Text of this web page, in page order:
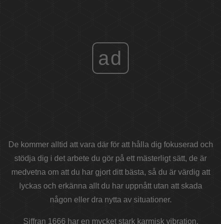
ad
De kommer alltid att vara där för att hålla dig fokuserad och
stödja dig i det arbete du gör på ett mästerligt sätt, de är
medvetna om att du har gjort ditt bästa, så du är värdig att
lyckas och erkänna allt du har uppnått utan att skada
någon eller dra nytta av situationer.
Siffran 1666 har en mycket stark karmisk vibration,